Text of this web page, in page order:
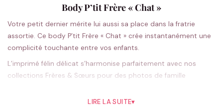
Body P’tit Frère « Chat »
Votre petit dernier mérite lui aussi sa place dans la fratrie
assortie. Ce body P’tit Frère « Chat » crée instantanément une
complicité touchante entre vos enfants.
L’imprimé félin délicat s’harmonise parfaitement avec nos
collections Frères & Sœurs pour des photos de famille
premiers mois de bébé avec douceur, tandis que le message
LIRE LA SUITE▾